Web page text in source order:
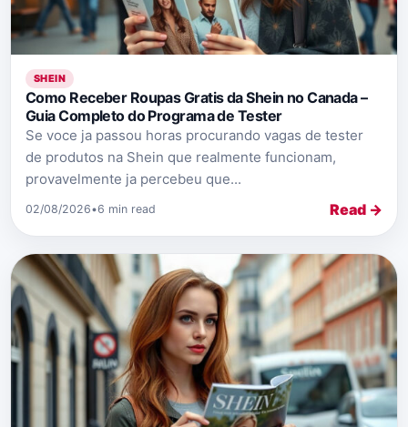
SHEIN
Como Receber Roupas Gratis da Shein no Canada –
Guia Completo do Programa de Tester
Se voce ja passou horas procurando vagas de tester
de produtos na Shein que realmente funcionam,
provavelmente ja percebeu que...
02/08/2026•6 min read Read →